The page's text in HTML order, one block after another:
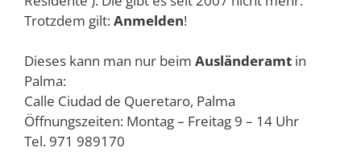
Trotzdem gilt:Anmelden!
Dieses kann man nur beim Ausländeramt in
Palma:
Calle Ciudad de Queretaro, Palma
Öffnungszeiten: Montag – Freitag 9 – 14 Uhr
Tel. 971 989170